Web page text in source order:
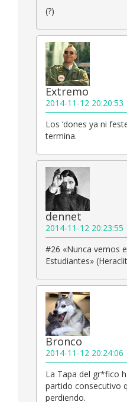
(?)
Extremo
2014-11-12 20:20:53
Los ‘dones ya ni
termina.
dennet
2014-11-12 20:23:55
#26 «Nunca vemos
Estudiantes»
Bronco
2014-11-12 20:24:06
La Tapa del gr*fico
partido consecutivo
perdiendo.